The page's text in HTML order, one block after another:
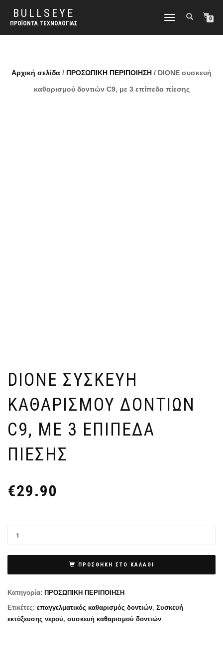
BULLSEYE
ΠΡΟΪΌΝΤΑ ΤΕΧΝΟΛΟΓΊΑΣ
ΕΝΑΛΛΑΓΉ
0
Αρχική σελίδα / ΠΡΟΣΩΠΙΚΗ ΠΕΡΙΠΟΙΗΣΗ / DIONE συσκευή
καθαρισμού δοντιών C9, με 3 επίπεδα πίεσης
DIONE ΣΥΣΚΕΥΉ
ΚΑΘΑΡΙΣΜΟΎ ΔΟΝΤΙΏΝ
C9, ΜΕ 3 ΕΠΊΠΕΔΑ
ΠΊΕΣΗΣ
€29.90
ΠΡΟΣΘΉΚΗ ΣΤΟ ΚΑΛΆΘΙ
Κατηγορία: ΠΡΟΣΩΠΙΚΗ ΠΕΡΙΠΟΙΗΣΗ
Ετικέτες: επαγγελματικός καθαρισμός δοντιών, Συσκευή
εκτόξευσης νερού, συσκευή καθαρισμού δοντιών